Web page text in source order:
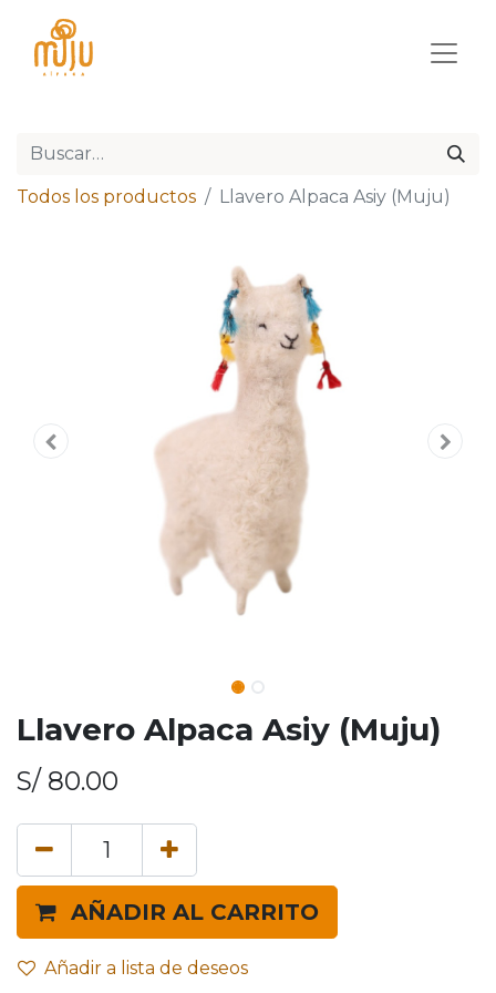
Todos los productos Llavero Alpaca Asiy (Muju)
Llavero Alpaca Asiy (Muju)
S/ 80.00
AÑADIR AL CARRITO
Añadir a lista de deseos